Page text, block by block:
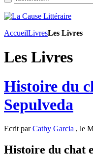
AccueilLivresLes Livres
Les Livres
Histoire du
Sepulveda
Ecrit parCathy Garcia , le
Histoire du chat